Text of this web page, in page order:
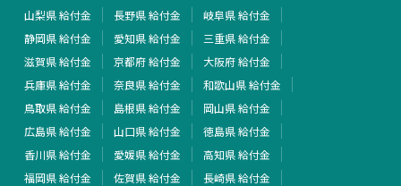
山梨県 給付金
長野県 給付金
岐阜県 給付金
静岡県 給付金
愛知県 給付金
三重県 給付金
滋賀県 給付金
京都府 給付金
大阪府 給付金
兵庫県 給付金
奈良県 給付金
和歌山県 給付金
鳥取県 給付金
島根県 給付金
岡山県 給付金
広島県 給付金
山口県 給付金
徳島県 給付金
香川県 給付金
愛媛県 給付金
高知県 給付金
福岡県 給付金
佐賀県 給付金
長崎県 給付金